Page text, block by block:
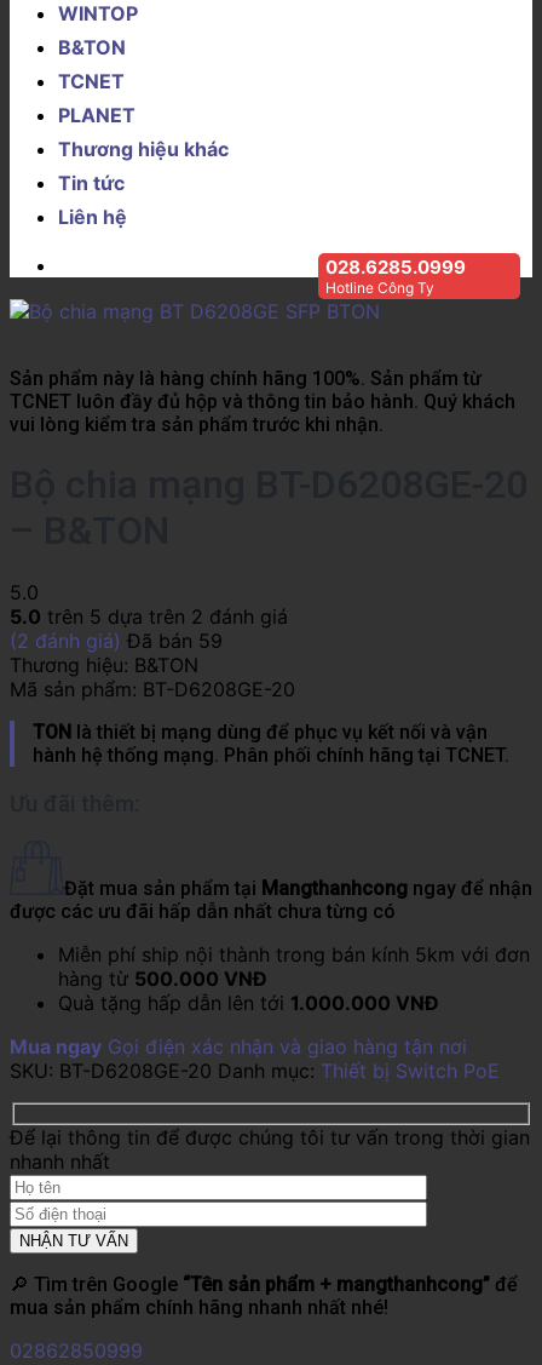
WINTOP
B&TON
TCNET
PLANET
Thương hiệu khác
Tin tức
Liên hệ
028.6285.0999
Hotline Công Ty
Sản phẩm này là hàng chính hãng 100%. Sản phẩm từ
TCNET luôn đầy đủ hộp và thông tin bảo hành. Quý khách
vui lòng kiểm tra sản phẩm trước khi nhận.
5.0
5.0 trên 5 dựa trên 2 đánh giá
(2 đánh giá) Đã bán 59
Thương hiệu: B&TON
Mã sản phẩm: BT-D6208GE-20
TON là thiết bị mạng dùng để phục vụ kết nối và vận
hành hệ thống mạng. Phân phối chính hãng tại TCNET.
Đặt mua sản phẩm tại Mangthanhcong ngay để nhận
được các ưu đãi hấp dẫn nhất chưa từng có
Miễn phí ship nội thành trong bán kính 5km với đơn
hàng từ 500.000 VNĐ
Quà tặng hấp dẫn lên tới 1.000.000 VNĐ
Mua ngay Gọi điện xác nhận và giao hàng tận nơi
SKU: BT-D6208GE-20 Danh mục: Thiết bị Switch PoE
Để lại thông tin để được chúng tôi tư vấn trong thời gian
nhanh nhất
🔎 Tìm trên Google “Tên sản phẩm + mangthanhcong” để
mua sản phẩm chính hãng nhanh nhất nhé!
02862850999